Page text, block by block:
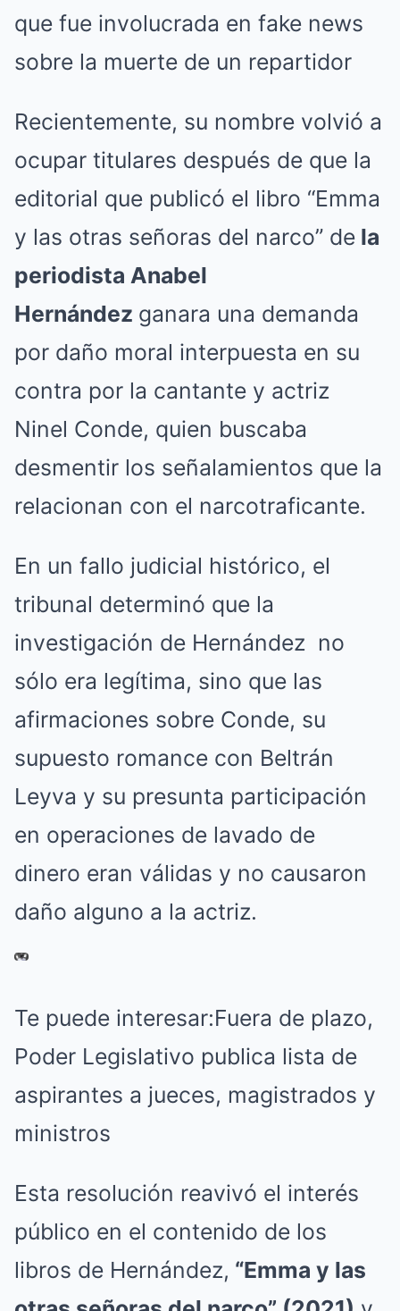
que fue involucrada en fake news
sobre la muerte de un repartidor
Recientemente, su nombre volvió a
ocupar titulares después de que la
editorial que publicó el libro “Emma
y las otras señoras del narco” de la
periodista Anabel
Hernández ganara una demanda
por daño moral interpuesta en su
contra por la cantante y actriz
Ninel Conde, quien buscaba
desmentir los señalamientos que la
relacionan con el narcotraficante.
En un fallo judicial histórico, el
tribunal determinó que la
investigación de Hernández no
sólo era legítima, sino que las
afirmaciones sobre Conde, su
supuesto romance con Beltrán
Leyva y su presunta participación
en operaciones de lavado de
dinero eran válidas y no causaron
daño alguno a la actriz.
Te puede interesar:Fuera de plazo,
Poder Legislativo publica lista de
aspirantes a jueces, magistrados y
ministros
Esta resolución reavivó el interés
público en el contenido de los
libros de Hernández, “Emma y las